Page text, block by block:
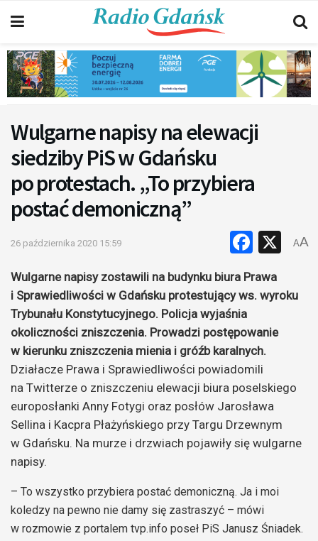
Wulgarne napisy na elewacji
siedziby PiS w Gdańsku
po protestach. „To przybiera
postać demoniczną”
26 października 2020 15:59 X
AA
Wulgarne napisy zostawili na budynku biura Prawa
i Sprawiedliwości w Gdańsku protestujący ws. wyroku
Trybunału Konstytucyjnego. Policja wyjaśnia
okoliczności zniszczenia. Prowadzi postępowanie
w kierunku zniszczenia mienia i gróźb karalnych.
Działacze Prawa i Sprawiedliwości powiadomili
na Twitterze o zniszczeniu elewacji biura poselskiego
europosłanki Anny Fotygi oraz posłów Jarosława
Sellina i Kacpra Płażyńskiego przy Targu Drzewnym
w Gdańsku. Na murze i drzwiach pojawiły się wulgarne
napisy.
– To wszystko przybiera postać demoniczną. Ja i moi
koledzy na pewno nie damy się zastraszyć – mówi
w rozmowie z portalem tvp.info poseł PiS Janusz Śniadek.